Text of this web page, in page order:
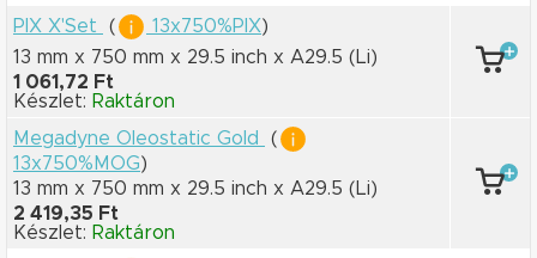
PIX X'Set
( 13x750%PIX)
13 mm x 750 mm x 29.5 inch x A29.5 (Li)
1 061,72 Ft
Készlet: Raktáron
Megadyne Oleostatic Gold
(
13x750%MOG)
13 mm x 750 mm x 29.5 inch x A29.5 (Li)
2 419,35 Ft
Készlet: Raktáron